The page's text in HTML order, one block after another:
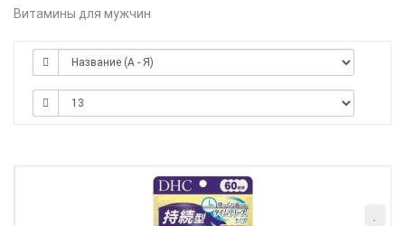
товаров0
Витамины для мужчин